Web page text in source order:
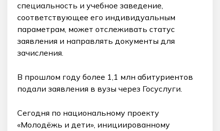
специальность и учебное заведение,
соответствующее его индивидуальным
параметрам, может отслеживать статус
заявления и направлять документы для
зачисления.
В прошлом году более 1,1 млн абитуриентов
подали заявления в вузы через Госуслуги.
Сегодня по национальному проекту
«Молодёжь и дети», инициированному